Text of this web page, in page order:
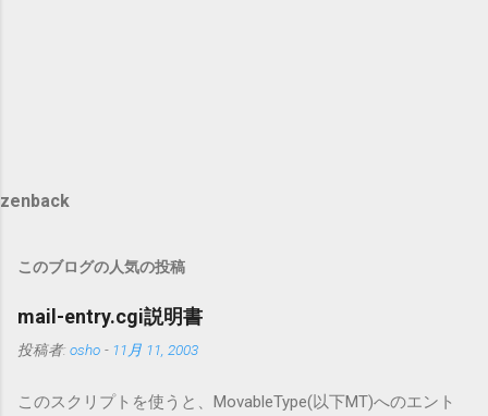
zenback
このブログの人気の投稿
mail-entry.cgi説明書
投稿者: osho - 11月 11, 2003
このスクリプトを使うと、MovableType(以下MT)へのエント